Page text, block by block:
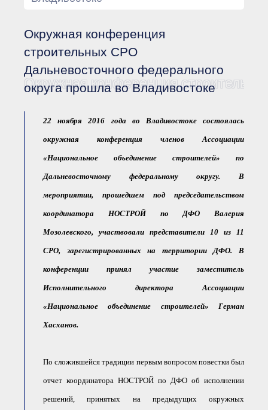
● Действующие документы
Финансовая отчетность
Компенсационный фонд
Ассоциации
● Реестр членов
осуществляющих
● Реестр членов
работодателей
● Реестр членов
Застройщиков
Ассоциации — технических
● Реестр членов
ООТСУО
● Реестр членов СРО
имеющих строительные
Политика информационной
открытости
Орган надзора
Окружная конференция
строительных СРО
Дальневосточного федерального
округа прошла во Владивостоке
Окружная конференция
22 ноября 2016 года во Владивостоке состоялась
окружная конференция членов Ассоциации
«Национальное объединение строителей» по
Дальневосточному федеральному округу. В
мероприятии, прошедшем под председательством
координатора НОСТРОЙ по ДФО Валерия
Мозолевского, участвовали представители 10 из 11
СРО, зарегистрированных на территории ДФО. В
конференции принял участие заместитель
Исполнительного директора Ассоциации
«Национальное объединение строителей» Герман
Хасханов.
По сложившейся традиции первым вопросом повестки был
отчет координатора НОСТРОЙ по ДФО об исполнении
решений, принятых на предыдущих окружных